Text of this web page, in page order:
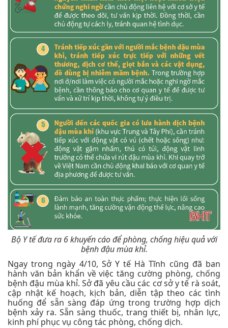
Bộ Y tế đưa ra 6 khuyến cáo để phòng, chống hiệu quả với
bệnh đậu mùa khỉ.
Ngay trong ngày 4/10, Sở Y tế Hà Tĩnh cũng đã ban
hành văn bản khẩn về việc tăng cường phòng, chống
bệnh đậu mùa khỉ. Sở đã yêu cầu các cơ sở y tế rà soát,
cập nhật kế hoạch, kịch bản, diễn tập theo các tình
huống để sẵn sàng đáp ứng trong trường hợp dịch
bệnh xảy ra. Sẵn sàng thuốc, trang thiết bị, nhân lực,
kinh phí phục vụ công tác phòng, chống dịch.